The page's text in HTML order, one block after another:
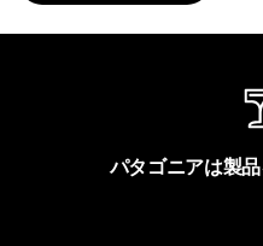
パタゴニアは製